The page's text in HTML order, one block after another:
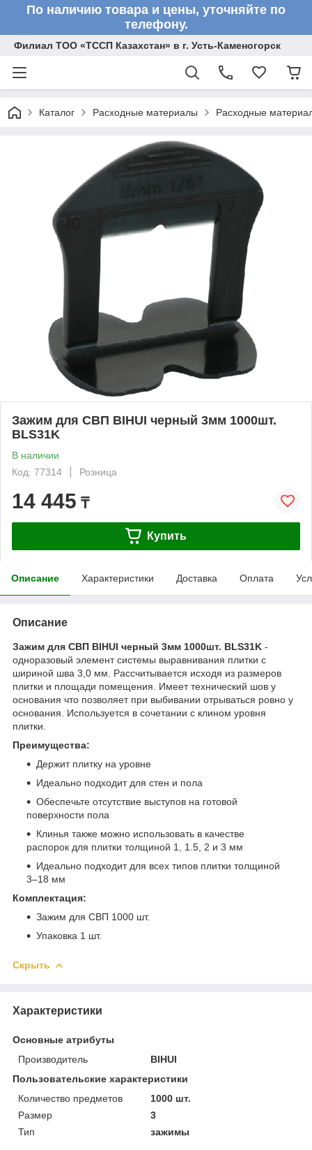
По наличию товара и цены, уточняйте по
телефону.
Филиал ТОО «ТССП Казахстан» в г. Усть-Каменогорск
Каталог Расходные материалы Расходные
Зажим для СВП BIHUI черный 3мм 1000шт.
BLS31K
В наличии
Код: 77314
Розница
14 445 ₸
Купить
Описание Характеристики Доставка Оплата
Описание
Зажим для СВП BIHUI черный 3мм 1000шт. BLS31K -
одноразовый элемент системы выравнивания плитки с
шириной шва 3,0 мм. Рассчитывается исходя из размеров
плитки и площади помещения. Имеет технический шов у
основания что позволяет при выбивании отрываться ровно у
основания. Используется в сочетании с клином уровня
плитки.
Преимущества:
Держит плитку на уровне
Идеально подходит для стен и пола
Обеспечьте отсутствие выступов на готовой
поверхности пола
Клинья также можно использовать в качестве
распорок для плитки толщиной 1, 1.5, 2 и 3 мм
Идеально подходит для всех типов плитки толщиной
3–18 мм
Комплектация:
Зажим для СВП 1000 шт.
Упаковка 1 шт.
Скрыть
Характеристики
Основные атрибуты
Производитель
BIHUI
Пользовательские характеристики
Количество предметов
1000 шт.
Размер
3
Тип
зажимы